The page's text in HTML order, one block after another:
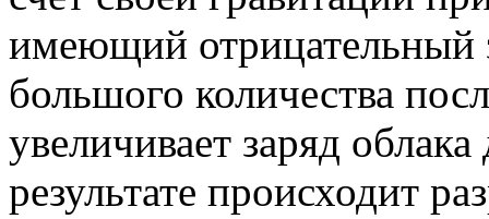
имеющий отрицательный
большого количества
увеличивает заряд
результате происходит